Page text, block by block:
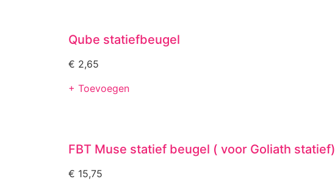
Qube statiefbeugel
€ 2,65
+ Toevoegen
FBT Muse statief beugel ( voor Goliath statief)
€ 15,75